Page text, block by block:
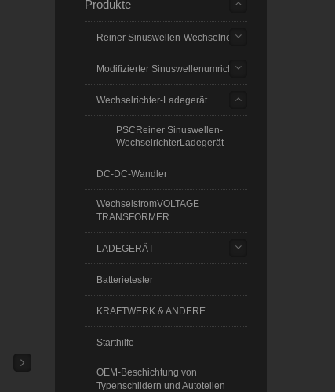
Produkte
Reiner Sinuswellen-Wechselrichter
Modifizierter Sinuswellenumrichter
Wechselrichter-Ladegerät
PSCReiner Sinuswellen-
WechselrichterLadegerät
DC-DC-Wandler
WechselstromVOLTAGE
TRANSFORMER
LADEGERÄT
Batterietester
KRAFTWERK & ANDERE
Starthilfe
OEM-Beschichtung von
Typenschildern und Autoteilen